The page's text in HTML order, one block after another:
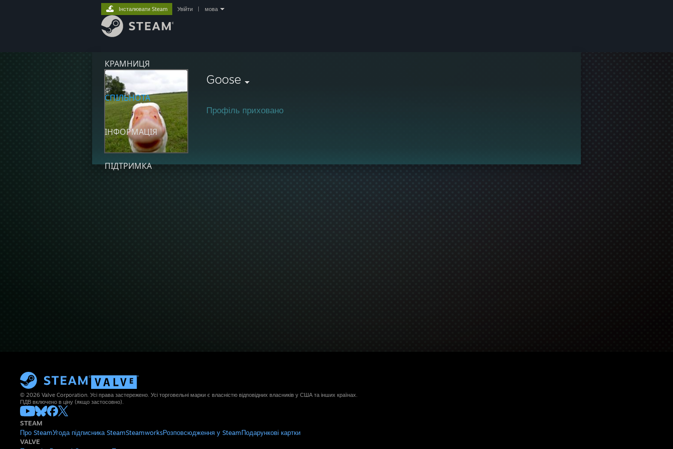
КРАМНИЦЯ
СПІЛЬНОТА
ІНФОРМАЦІЯ
ПІДТРИМКА
Інсталювати Steam Увійти мова
Goose
Профіль приховано
© 2026 Valve Corporation. Усі права застережено. Усі торговельні марки є власністю відповідних власників у США та інших країнах.
ПДВ включено в ціну (якщо застосовно).
STEAM
Про SteamУгода підписника SteamSteamworksРозповсюдження у SteamПодарункові картки
VALVE